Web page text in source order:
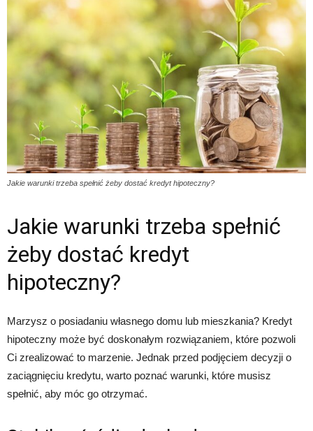
Jakie warunki trzeba spełnić żeby dostać kredyt hipoteczny?
Jakie warunki trzeba spełnić
żeby dostać kredyt
hipoteczny?
Marzysz o posiadaniu własnego domu lub mieszkania? Kredyt
hipoteczny może być doskonałym rozwiązaniem, które pozwoli
Ci zrealizować to marzenie. Jednak przed podjęciem decyzji o
zaciągnięciu kredytu, warto poznać warunki, które musisz
spełnić, aby móc go otrzymać.